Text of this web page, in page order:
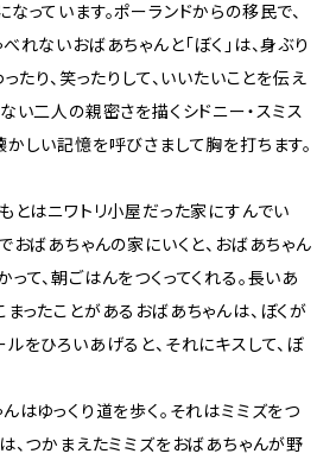
っています。ポーランドからの移民で、
れないおばあちゃんと「ぼく」は、身ぶり
ったり、笑ったりして、いいたいことを伝え
い二人の親密さを描くシドニー・スミス
しい記憶を呼びさまして胸を打ちます。
とはニワトリ小屋だった家にすんでい
おばあちゃんの家にいくと、おばあちゃん
て、朝ごはんをつくってくれる。長いあ
ったことがあるおばあちゃんは、ぼくが
をひろいあげると、それにキスして、ぼ
はゆっくり道を歩く。それはミミズをつ
、つかまえたミミズをおばあちゃんが野